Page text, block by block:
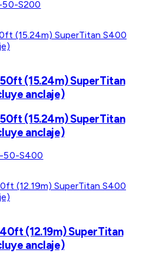
50-S200
(15.24m) SuperTitan
anclaje)
(15.24m) SuperTitan
anclaje)
50-S400
(12.19m) SuperTitan
anclaje)